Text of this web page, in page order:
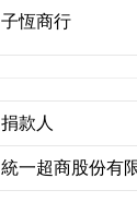
子恆商行
捐款人
統一超商股份有